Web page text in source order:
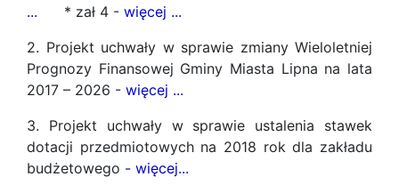
... * zał 4 - więcej ...
2. Projekt uchwały w sprawie zmiany Wieloletniej
Prognozy Finansowej Gminy Miasta Lipna na lata
2017 – 2026 - więcej ...
3. Projekt uchwały w sprawie ustalenia stawek
dotacji przedmiotowych na 2018 rok dla zakładu
budżetowego - więcej...